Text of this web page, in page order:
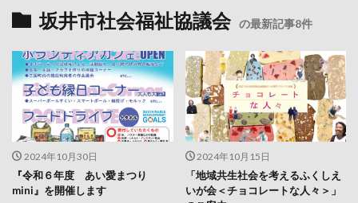
坂井市社会福祉協議会 の最新記事8件
2024年10月30日
『令和６年度 あい愛まつり
mini』を開催します
2024年10月15日
「地域共生社会を考えるふくしえ
いが会＜チョコレートな人々＞」